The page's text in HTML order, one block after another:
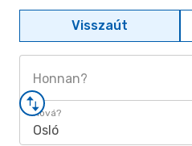
Visszaút
Honnan?
Hová?
Osló